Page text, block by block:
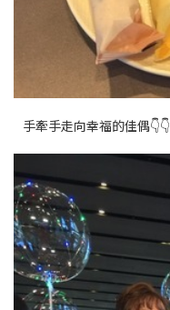
手牽手走向幸福的佳偶👇👇